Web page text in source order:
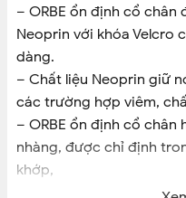
– ORBE ổn định cổ
Neoprin với khóa Velcro
dàng.
– Chất liệu Neoprin giữ
các trường hợp viêm,
– ORBE ổn định cổ
nhàng, được chỉ định
khớp,
giãn dây chằng hoặc